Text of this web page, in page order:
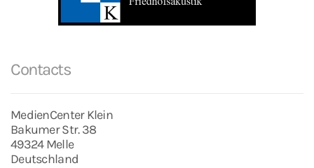
Contacts
MedienCenter Klein
Bakumer Str. 38
49324 Melle
Deutschland